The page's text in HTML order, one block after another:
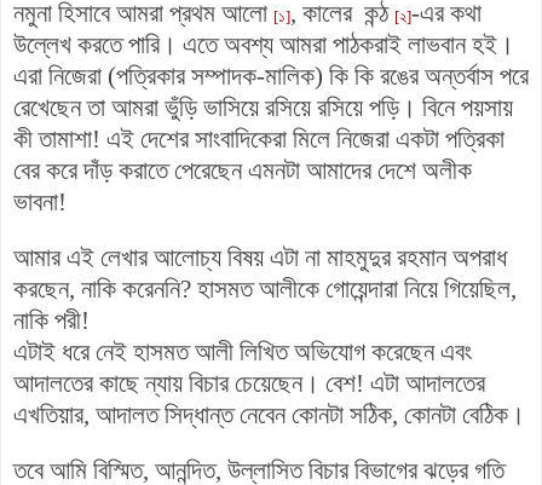
নমুনা হিসাবে আমরা প্রথম আলো [১], কালের কন্ঠ [২]-এর কথা
উল্লেখ করতে পারি। এতে অবশ্য আমরা পাঠকরাই লাভবান হই।
এরা নিজেরা (পত্রিকার সম্পাদক-মালিক) কি কি রঙের অন্তর্বাস পরে
রেখেছেন তা আমরা ভুঁড়ি ভাসিয়ে রসিয়ে রসিয়ে পড়ি। বিনে পয়সায়
কী তামাশা! এই দেশের সাংবাদিকেরা মিলে নিজেরা একটা পত্রিকা
বের করে দাঁড় করাতে পেরেছেন এমনটা আমাদের দেশে অলীক
ভাবনা!
আমার এই লেখার আলোচ্য বিষয় এটা না মাহমুদুর রহমান অপরাধ
করছেন, নাকি করেননি? হাসমত আলীকে গোয়েন্দারা নিয়ে গিয়েছিল,
নাকি পরী!
এটাই ধরে নেই হাসমত আলী লিখিত অভিযোগ করেছেন এবং
আদালতের কাছে ন্যায় বিচার চেয়েছেন। বেশ! এটা আদালতের
এখতিয়ার, আদালত সিদ্ধান্ত নেবেন কোনটা সঠিক, কোনটা বেঠিক।
তবে আমি বিস্মিত, আনন্দিত, উল্লাসিত বিচার বিভাগের ঝড়ের গতি